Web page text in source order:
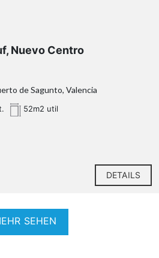
Nuevo Centro
de Sagunto, Valencia
52m2 util
DETAILS
SEHEN